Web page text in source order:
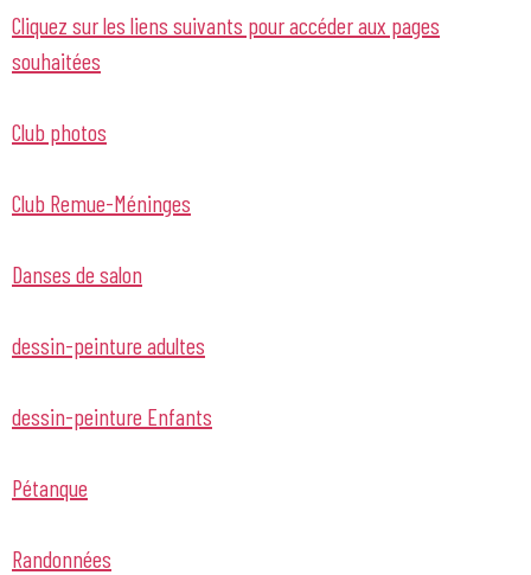
Cliquez sur les liens suivants pour accéder aux pages
souhaitées
Club photos
Club Remue-Méninges
Danses de salon
dessin-peinture adultes
dessin-peinture Enfants
Pétanque
Randonnées